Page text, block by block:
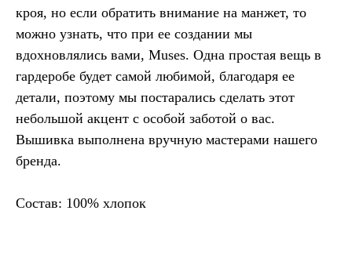
кроя, но если обратить внимание на манжет, то
можно узнать, что при ее создании мы
вдохновлялись вами, Muses. Одна простая вещь в
гардеробе будет самой любимой, благодаря ее
детали, поэтому мы постарались сделать этот
небольшой акцент с особой заботой о вас.
Вышивка выполнена вручную мастерами нашего
бренда.
Состав: 100% хлопок